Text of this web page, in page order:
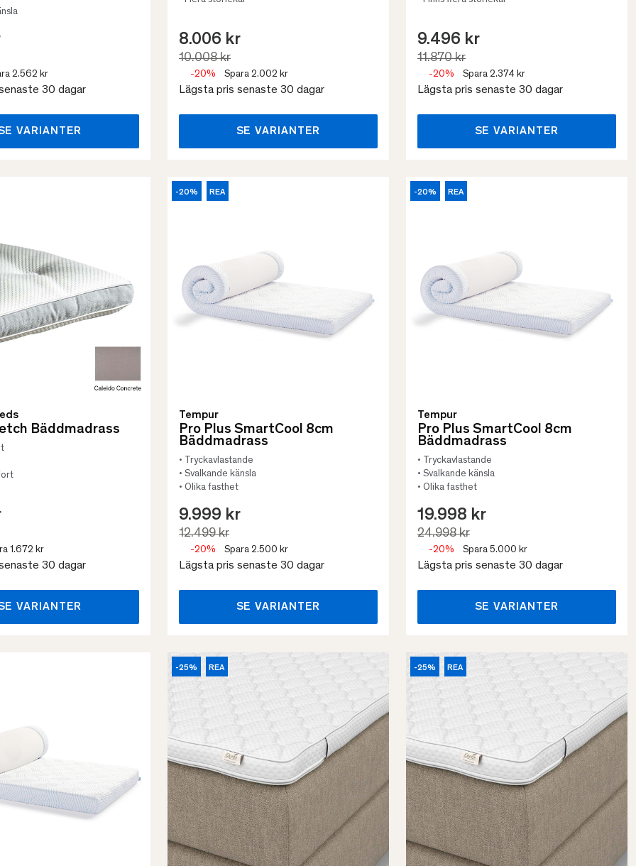
2.562 kr
30 dagar
VARIANTER
8.006 kr
10.008 kr
-20% Spara 2.002 kr
Lägsta pris senaste 30 dagar
SE VARIANTER
9.496 kr
11.870 kr
-20% Spara 2.374 kr
Lägsta pris senaste 30 dagar
SE VARIANTER
Bäddmadrass
1.672 kr
30 dagar
VARIANTER
-20% REA
Tempur
Pro Plus SmartCool 8cm
Bäddmadrass
• Tryckavlastande
• Svalkande känsla
• Olika fasthet
9.999 kr
12.499 kr
-20% Spara 2.500 kr
Lägsta pris senaste 30 dagar
SE VARIANTER
-20% REA
Tempur
Pro Plus SmartCool 8cm
Bäddmadrass
• Tryckavlastande
• Svalkande känsla
• Olika fasthet
19.998 kr
24.998 kr
-20% Spara 5.000 kr
Lägsta pris senaste 30 dagar
SE VARIANTER
-25% REA -25% REA